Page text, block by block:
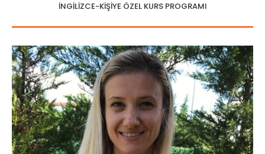
İNGİLİZCE-KİŞİYE ÖZEL KURS PROGRAMI